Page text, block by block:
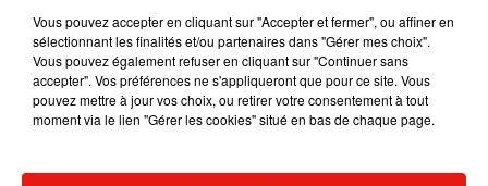
7 août 2026
Vous pouvez accepter en cliquant sur "Accepter et fermer", ou affiner en
sélectionnant les finalités et/ou partenaires dans "Gérer mes choix".
Vous pouvez également refuser en cliquant sur "Continuer sans
accepter". Vos préférences ne s'appliqueront que pour ce site. Vous
pouvez mettre à jour vos choix, ou retirer votre consentement à tout
moment via le lien "Gérer les cookies" situé en bas de chaque page.